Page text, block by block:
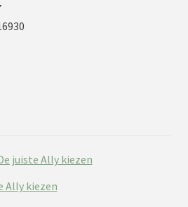
juiste Ally kiezen
Ally kiezen